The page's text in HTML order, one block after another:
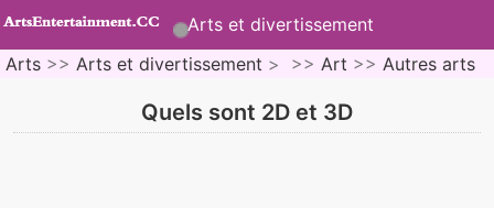
Arts et divertissement
Arts >> Arts et divertissement > >> Art >> Autres arts
Quels sont 2D et 3D